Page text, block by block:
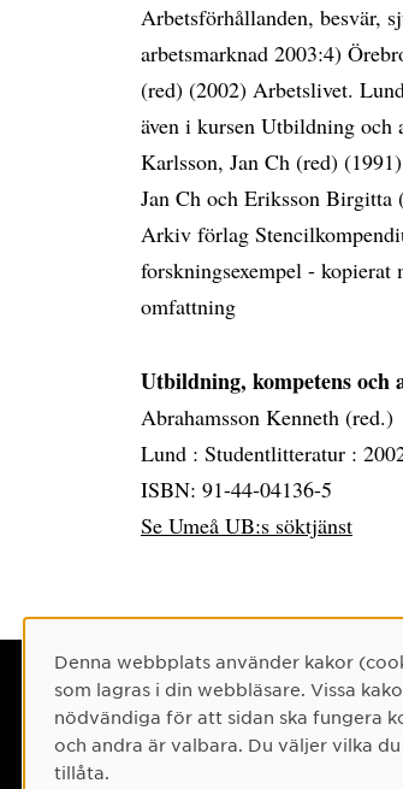
Arbetsförhållanden, besvär,
arbetsmarknad 2003:4)
(red) (2002) Arbetslivet.
även i kursen Utbildning och
Karlsson, Jan Ch (red)
Jan Ch och Eriksson Birgitta
Arkiv förlag
forskningsexempel -
omfattning
Utbildning, kompetens och
Abrahamsson Kenneth (red.)
Lund : Studentlitteratur :
ISBN: 91-44-04136-5
Se Umeå UB:s söktjänst
Kontaktuppgifter
Kontakta oss
Cookie-samtycke
Denna webbplats använder kakor
som lagras i din webbläsare. Vissa
nödvändiga för att sidan ska fungera
och andra är valbara. Du väljer vilka
tillåta.